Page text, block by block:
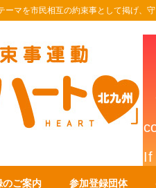
ーマを市民相互の約束事として掲げ、
のご案内 参加登録団体